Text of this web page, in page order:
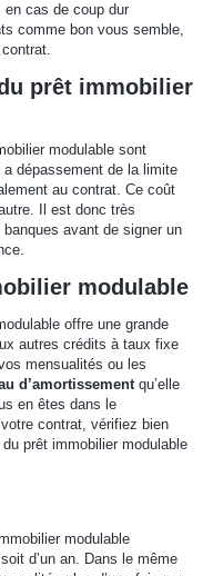
cas de coup dur
comme bon vous semble,
prêt immobilier
modulable sont
dépassement de la limite
au contrat. Ce coût
Il est donc très
avant de signer un
modulable
offre une grande
autres crédits à taux fixe
mensualités ou les
d’amortissementqu’elle
en êtes dans le
contrat, vérifiez bien
prêt immobilier modulable
modulable
d’un an. Dans le même